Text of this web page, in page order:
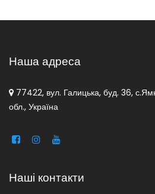
Наша адреса
77422, вул. Галицька, буд. 36,
обл., Україна
Наші контакти